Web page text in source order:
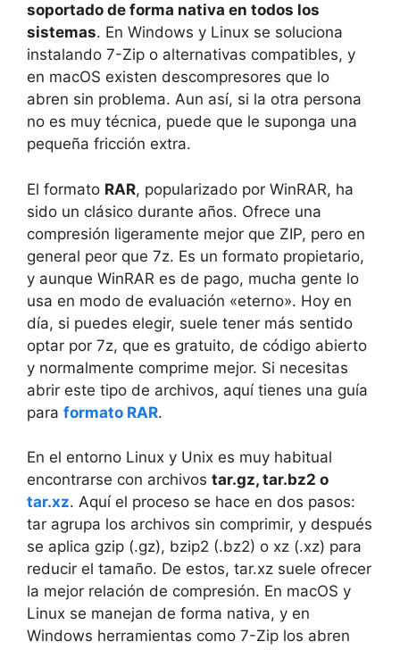
soportado de forma nativa en todos los
sistemas. En Windows y Linux se soluciona
instalando 7-Zip o alternativas compatibles, y
en macOS existen descompresores que lo
abren sin problema. Aun así, si la otra persona
no es muy técnica, puede que le suponga una
pequeña fricción extra.
El formato RAR, popularizado por WinRAR, ha
sido un clásico durante años. Ofrece una
compresión ligeramente mejor que ZIP, pero en
general peor que 7z. Es un formato propietario,
y aunque WinRAR es de pago, mucha gente lo
usa en modo de evaluación «eterno». Hoy en
día, si puedes elegir, suele tener más sentido
optar por 7z, que es gratuito, de código abierto
y normalmente comprime mejor. Si necesitas
abrir este tipo de archivos, aquí tienes una guía
para formato RAR.
En el entorno Linux y Unix es muy habitual
encontrarse con archivos tar.gz, tar.bz2 o
tar.xz. Aquí el proceso se hace en dos pasos:
tar agrupa los archivos sin comprimir, y después
se aplica gzip (.gz), bzip2 (.bz2) o xz (.xz) para
reducir el tamaño. De estos, tar.xz suele ofrecer
la mejor relación de compresión. En macOS y
Linux se manejan de forma nativa, y en
Windows herramientas como 7-Zip los abren